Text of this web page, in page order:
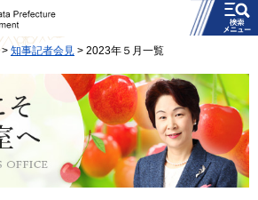
メニュー
> 知事記者会見 > 2023年５月一覧